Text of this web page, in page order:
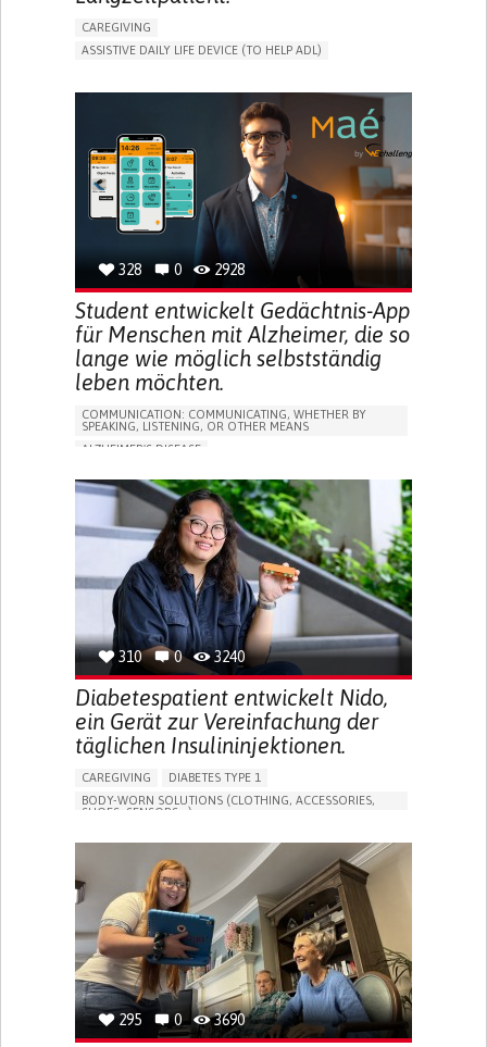
CAREGIVING
ASSISTIVE DAILY LIFE DEVICE (TO HELP ADL)
MAINTAINING BALANCE AND MOBILITY
PREVENTING (VACCINATION, PROTECTION, FALLS,
GENERAL AND FAMILY MEDICINE
CAREGIVER SUPPORT
UNITED STATES
328 0 2928
Student entwickelt Gedächtnis-App
für Menschen mit Alzheimer, die so
lange wie möglich selbstständig
leben möchten.
COMMUNICATION: COMMUNICATING, WHETHER BY
SPEAKING, LISTENING, OR OTHER MEANS
ALZHEIMER'S DISEASE
MEMORY LOSS
PROMOTING SELF-MANAGEMENT
MANAGING NEUROLOGICAL DISORDERS
CAREGIVING SUPPORT
GENERAL AND FAMILY MEDICINE
NEUROLOGY
FRANCE
310 0 3240
Diabetespatient entwickelt Nido,
ein Gerät zur Vereinfachung der
täglichen Insulininjektionen.
CAREGIVING
DIABETES TYPE 1
BODY-WORN SOLUTIONS (CLOTHING, ACCESSORIES,
SHOES, SENSORS...)
295 0 3690